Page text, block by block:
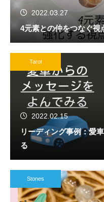
2022.03.27
4元素との仲をつなぐ視
Tarot
2022.02.15
リーディング事例：愛
る
Stones